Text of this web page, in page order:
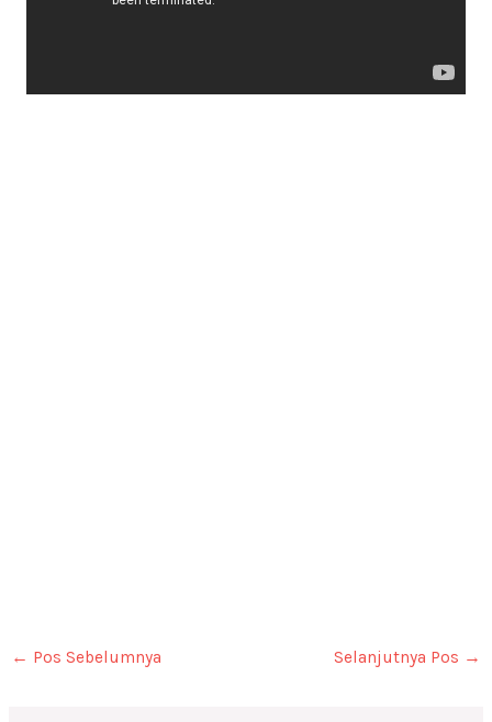
← Pos Sebelumnya Selanjutnya Pos →